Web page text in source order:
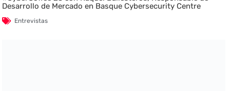
Desarrollo de Mercado en Basque Cybersecurity Centre
Entrevistas